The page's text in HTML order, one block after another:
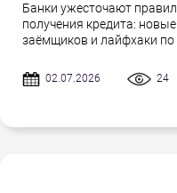
Банки ужесточают
получения кредита:
заёмщиков и лайфхаки
02.07.2026 24